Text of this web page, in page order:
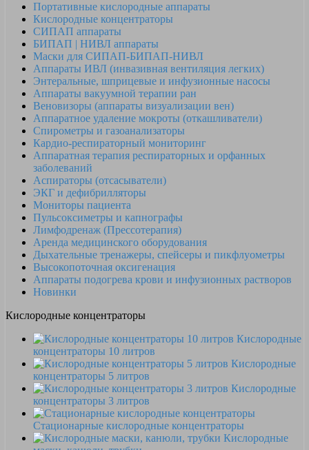
Портативные кислородные аппараты
Кислородные концентраторы
СИПАП аппараты
БИПАП | НИВЛ аппараты
Маски для СИПАП-БИПАП-НИВЛ
Аппараты ИВЛ (инвазивная вентиляция легких)
Энтеральные, шприцевые и инфузионные насосы
Аппараты вакуумной терапии ран
Веновизоры (аппараты визуализации вен)
Аппаратное удаление мокроты (откашливатели)
Спирометры и газоанализаторы
Кардио-респираторный мониторинг
Аппаратная терапия респираторных и орфанных
заболеваний
Аспираторы (отсасыватели)
ЭКГ и дефибрилляторы
Мониторы пациента
Пульсоксиметры и капнографы
Лимфодренаж (Прессотерапия)
Аренда медицинского оборудования
Дыхательные тренажеры, спейсеры и пикфлуометры
Высокопоточная оксигенация
Аппараты подогрева крови и инфузионных растворов
Новинки
Кислородные концентраторы
Кислородные
концентраторы 10 литров
Кислородные
концентраторы 5 литров
Кислородные
концентраторы 3 литров
Стационарные кислородные концентраторы
Кислородные